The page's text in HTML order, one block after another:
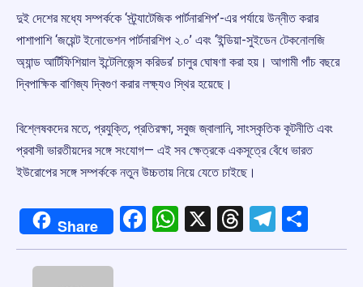
দুই দেশের মধ্যে সম্পর্ককে ‘স্ট্র্যাটেজিক পার্টনারশিপ’-এর পর্যায়ে উন্নীত করার
পাশাপাশি ‘জয়েন্ট ইনোভেশন পার্টনারশিপ ২.০’ এবং ‘ইন্ডিয়া-সুইডেন টেকনোলজি
অ্যান্ড আর্টিফিশিয়াল ইন্টেলিজেন্স করিডর’ চালুর ঘোষণা করা হয়। আগামী পাঁচ বছরে
দ্বিপাক্ষিক বাণিজ্য দ্বিগুণ করার লক্ষ্যও স্থির হয়েছে।
বিশ্লেষকদের মতে, প্রযুক্তি, প্রতিরক্ষা, সবুজ জ্বালানি, সাংস্কৃতিক কূটনীতি এবং
প্রবাসী ভারতীয়দের সঙ্গে সংযোগ— এই সব ক্ষেত্রকে একসূত্রে বেঁধে ভারত
ইউরোপের সঙ্গে সম্পর্ককে নতুন উচ্চতায় নিয়ে যেতে চাইছে।
Share Facebook
WhatsApp
X Threads